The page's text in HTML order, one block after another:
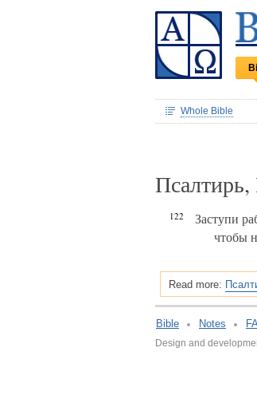
Whole Bible
122 Заступи
чтобы
Read more:
Bible Notes
Design and